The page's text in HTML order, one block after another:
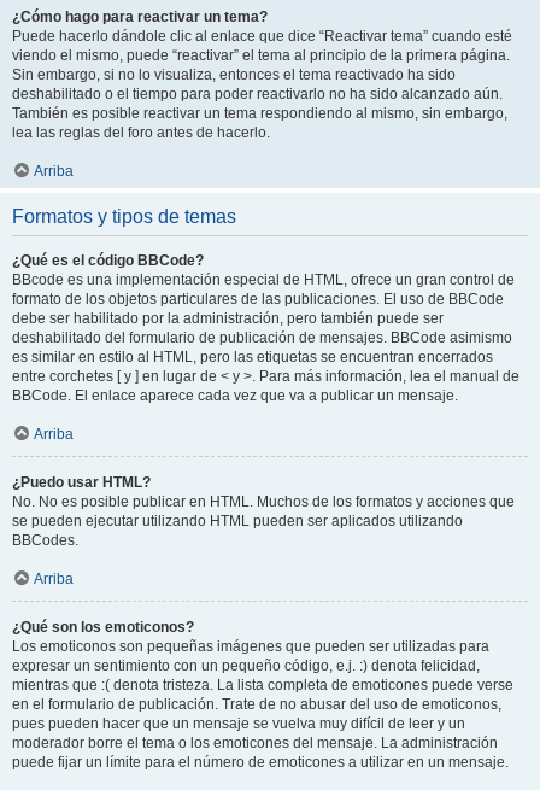
¿Cómo hago para reactivar un tema?
Puede hacerlo dándole clic al enlace que dice “Reactivar tema” cuando esté
viendo el mismo, puede “reactivar” el tema al principio de la primera página.
Sin embargo, si no lo visualiza, entonces el tema reactivado ha sido
deshabilitado o el tiempo para poder reactivarlo no ha sido alcanzado aún.
También es posible reactivar un tema respondiendo al mismo, sin embargo,
lea las reglas del foro antes de hacerlo.
Arriba
Formatos y tipos de temas
¿Qué es el código BBCode?
BBcode es una implementación especial de HTML, ofrece un gran control de
formato de los objetos particulares de las publicaciones. El uso de BBCode
debe ser habilitado por la administración, pero también puede ser
deshabilitado del formulario de publicación de mensajes. BBCode asimismo
es similar en estilo al HTML, pero las etiquetas se encuentran encerrados
entre corchetes [ y ] en lugar de < y >. Para más información, lea el manual de
BBCode. El enlace aparece cada vez que va a publicar un mensaje.
Arriba
¿Puedo usar HTML?
No. No es posible publicar en HTML. Muchos de los formatos y acciones que
se pueden ejecutar utilizando HTML pueden ser aplicados utilizando
BBCodes.
Arriba
¿Qué son los emoticonos?
Los emoticonos son pequeñas imágenes que pueden ser utilizadas para
expresar un sentimiento con un pequeño código, e.j. :) denota felicidad,
mientras que :( denota tristeza. La lista completa de emoticones puede verse
en el formulario de publicación. Trate de no abusar del uso de emoticonos,
pues pueden hacer que un mensaje se vuelva muy difícil de leer y un
moderador borre el tema o los emoticones del mensaje. La administración
puede fijar un límite para el número de emoticones a utilizar en un mensaje.